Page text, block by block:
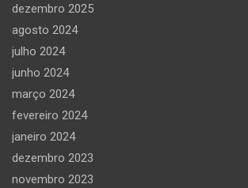
dezembro 2025
agosto 2024
julho 2024
junho 2024
março 2024
fevereiro 2024
janeiro 2024
dezembro 2023
novembro 2023